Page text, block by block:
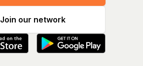
Join our network